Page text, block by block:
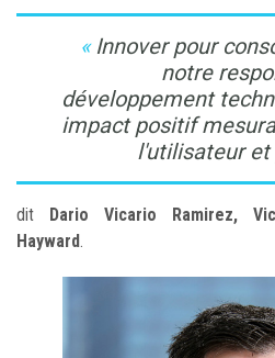
Innover pour
notre
développement
impact positif
l'utilisateur et
dit Dario Vicario Ramirez,
Hayward.